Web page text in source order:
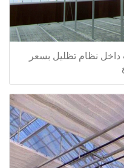
داخل نظام تظليل بسعر